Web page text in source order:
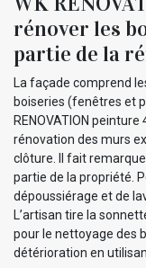
rénover les
partie de la
La façade comprend
boiseries (fenêtres et
RENOVATION
rénovation des murs
clôture. Il fait
partie de la propriété.
dépoussiérage et de
L’artisan tire la
pour le nettoyage des
détérioration en